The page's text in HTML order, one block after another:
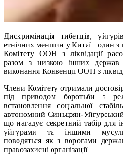
Дискримінація тибетців,
етнічних меншин у Китаї - один з
Комітету ООН з ліквідації
разом з низкою інших
виконання Конвенції ООН з
Члени Комітету отримали
під приводом боротьби з
встановлення соціальної
автономний Синьцзян-
що нагадує секретний табір для
уйгурами та іншими
поводяться як з ворогами
правозахисні організації.